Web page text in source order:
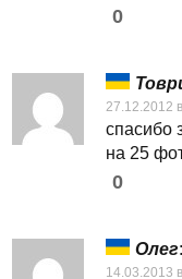
0
27.12.2012
спасибо
на 25
0
Олег:
14.03.2013